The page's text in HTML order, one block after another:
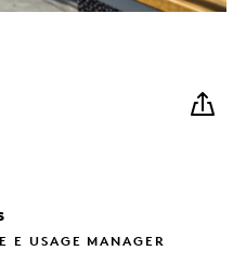
E USAGE MANAGER